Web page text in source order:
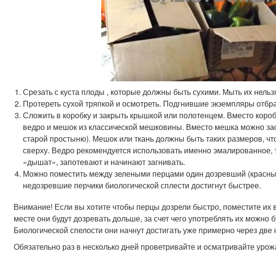
Срезать с куста плоды , которые должны быть сухими. Мыть их
Протереть сухой тряпкой и осмотреть. Подгнившие экземпляры
Сложить в коробку и закрыть крышкой или полотенцем. Вместо
ведро и мешок из классической мешковины. Вместо мешка можно
старой простыню). Мешок или ткань должны быть таких размеров,
сверху. Ведро рекомендуется использовать именно
«дышат», запотевают и начинают загнивать.
Можно поместить между зелеными перцами один дозревший
недозревшие перчики биологической сплести достигнут быстрее.
Внимание! Если вы хотите чтобы перцы дозрели быстро, поместите
месте они будут дозревать дольше, за счет чего употреблять их можно
Биологической спелости они начнут достигать уже примерно через две
Обязательно раз в несколько дней проветривайте и осматривайте